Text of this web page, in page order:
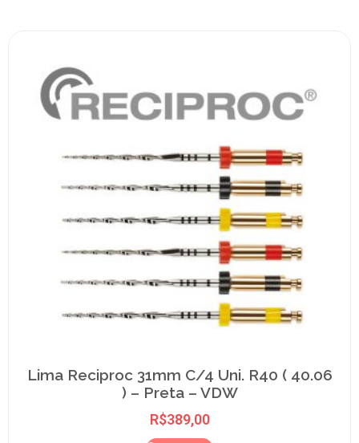
Lima Reciproc 31mm C/4 Uni. R40 ( 40.06
) – Preta – VDW
R$389,00